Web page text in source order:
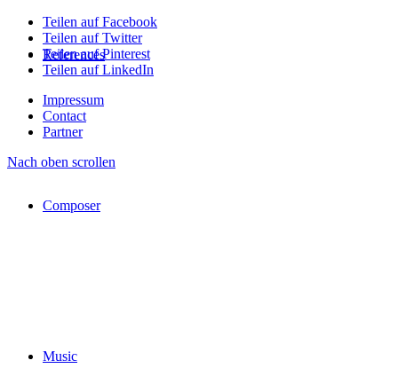
References
Composer
Music
Teilen auf Facebook
Teilen auf Twitter
Teilen auf Pinterest
Teilen auf LinkedIn
Impressum
Contact
Partner
Nach oben scrollen